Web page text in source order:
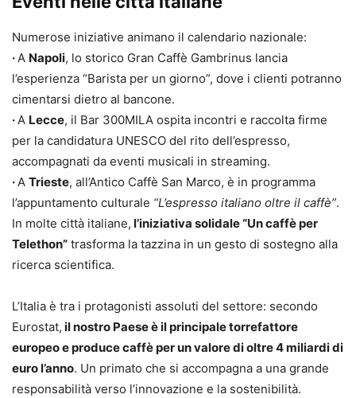
Numerose iniziative animano il calendario nazionale:
·A Napoli, lo storico Gran Caffè Gambrinus lancia
l’esperienza “Barista per un giorno”, dove i clienti potranno
cimentarsi dietro al bancone.
·A Lecce, il Bar 300MILA ospita incontri e raccolta firme
per la candidatura UNESCO del rito dell’espresso,
accompagnati da eventi musicali in streaming.
·A Trieste, all’Antico Caffè San Marco, è in programma
l’appuntamento culturale “L’espresso italiano oltre il caffè”.
In molte città italiane, l’iniziativa solidale “Un caffè per
Telethon” trasforma la tazzina in un gesto di sostegno alla
ricerca scientifica.
L’Italia è tra i protagonisti assoluti del settore: secondo
Eurostat, il nostro Paese è il principale torrefattore
europeo e produce caffè per un valore di oltre 4 miliardi di
euro l’anno. Un primato che si accompagna a una grande
responsabilità verso l’innovazione e la sostenibilità.